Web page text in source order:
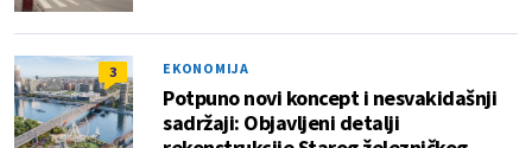
3 EKONOMIJA
Potpuno novi koncept i nesvakidašnji
sadržaji: Objavljeni detalji